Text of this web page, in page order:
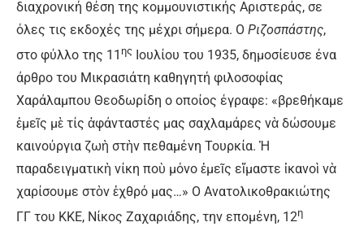
διαχρονική θέση της κομμουνιστικής Αριστεράς, σε
όλες τις εκδοχές της μέχρι σήμερα. Ο Ριζοσπάστης,
στο φύλλο της 11 ης Ιουλίου του 1935, δημοσίευσε ένα
άρθρο του Μικρασιάτη καθηγητή φιλοσοφίας
Χαράλαμπου Θεοδωρίδη ο οποίος έγραφε: «βρεθήκαμε
ἐμεῖς μὲ τίς ἀφάνταστές μας σαχλαμάρες νὰ δώσουμε
καινούργια ζωὴ στὴν πεθαμένη Τουρκία. Ἡ
παραδειγματικὴ νίκη ποὺ μόνο ἐμεῖς εἴμαστε ἱκανοὶ νὰ
χαρίσουμε στὸν ἐχθρό μας…» Ο Ανατολικοθρακιώτης
ΓΓ του ΚΚΕ, Νίκος Ζαχαριάδης, την επομένη, 12η